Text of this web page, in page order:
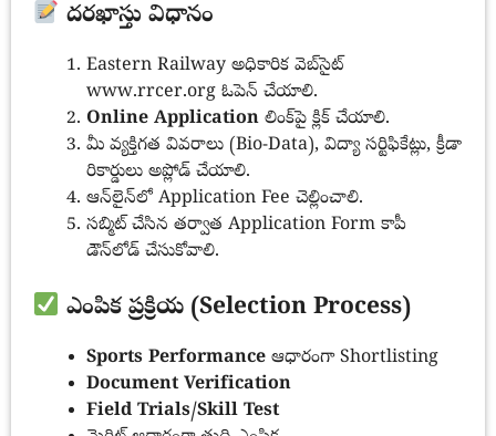
దరఖాస్తు విధానం
Eastern Railway అధికారిక వెబ్‌సైట్
www.rrcer.org ఓపెన్ చేయాలి.
Online Application లింక్‌పై క్లిక్ చేయాలి.
మీ వ్యక్తిగత వివరాలు (Bio-Data), విద్యా సర్టిఫికేట్లు, క్రీడా
రికార్డులు అప్లోడ్ చేయాలి.
ఆన్‌లైన్‌లో Application Fee చెల్లించాలి.
సబ్మిట్ చేసిన తర్వాత Application Form కాపీ
డౌన్‌లోడ్ చేసుకోవాలి.
ఎంపిక ప్రక్రియ (Selection Process)
Sports Performance ఆధారంగా Shortlisting
Document Verification
Field Trials/Skill Test